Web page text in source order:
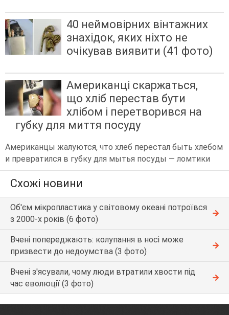
40 неймовірних вінтажних
знахідок, яких ніхто не
очікував виявити (41 фото)
Американці скаржаться,
що хліб перестав бути
хлібом і перетворився на
губку для миття посуду
Американцы жалуются, что хлеб перестал быть хлебом
и превратился в губку для мытья посуды — ломтики
Схожі новини
Об'єм мікропластика у світовому океані потроївся
з 2000-х років (6 фото)
Вчені попереджають: колупання в носі може
призвести до недоумства (3 фото)
Вчені з'ясували, чому люди втратили хвости під
час еволюції (3 фото)